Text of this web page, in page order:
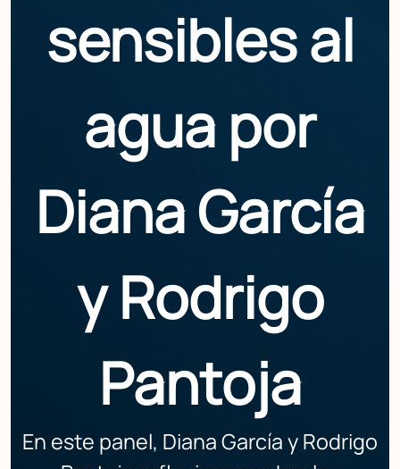
sensibles al
agua por
Diana García
y Rodrigo
Pantoja
En este panel, Diana García y Rodrigo